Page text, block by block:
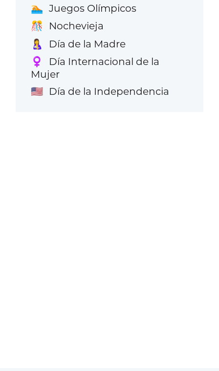
🏊 Juegos Olímpicos
🎊 Nochevieja
🤱 Día de la Madre
♀️
Día Internacional de la
Mujer
🇺🇸 Día de la Independencia